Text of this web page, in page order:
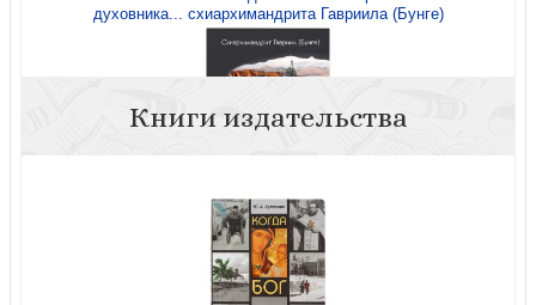
духовника... схиархимандрита Гавриила (Бунге)
Духовное отцовство по творениям Евагрия Понтийского
Книги издательства